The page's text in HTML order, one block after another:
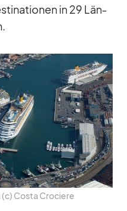
in 29 Län­
(c) Costa Cro­ciere